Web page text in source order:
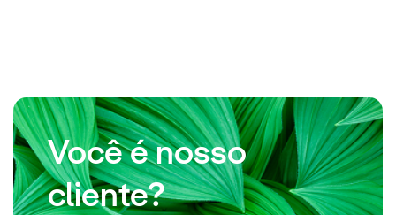
Você é nosso
cliente?